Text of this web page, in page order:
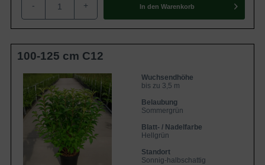
- + In den Warenkorb
100-125 cm C12
Wuchsendhöhe
bis zu 3,5 m
Belaubung
Sommergrün
Blatt- / Nadelfarbe
Hellgrün
Standort
Sonnig-halbschattig